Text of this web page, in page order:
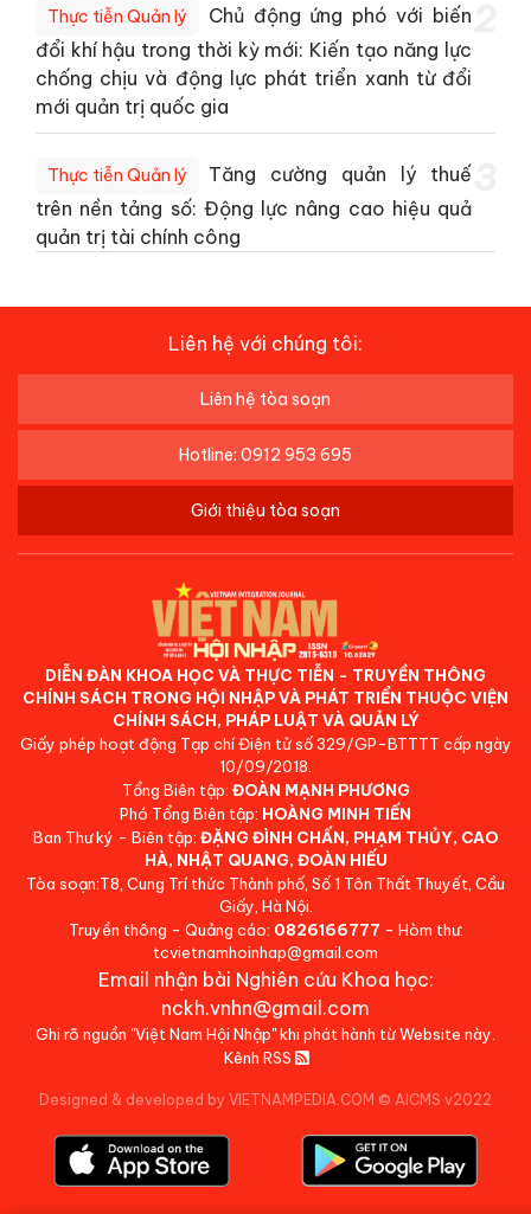
Thực tiễn Quản lý
Chủ động ứng phó với biến
đổi khí hậu trong thời kỳ mới: Kiến tạo năng lực
chống chịu và động lực phát triển xanh từ đổi
mới quản trị quốc gia
Thực tiễn Quản lý
Tăng cường quản lý thuế
trên nền tảng số: Động lực nâng cao hiệu quả
quản trị tài chính công
Liên hệ với chúng tôi:
Liên hệ tòa soạn
Hotline: 0912 953 695
Giới thiệu tòa soạn
DIỄN ĐÀN KHOA HỌC VÀ THỰC TIỄN - TRUYỀN THÔNG
CHÍNH SÁCH TRONG HỘI NHẬP VÀ PHÁT TRIỂN THUỘC VIỆN
CHÍNH SÁCH, PHÁP LUẬT VÀ QUẢN LÝ
Giấy phép hoạt động Tạp chí Điện tử số 329/GP-BTTTT cấp ngày
10/09/2018.
Tổng Biên tập: ĐOÀN MẠNH PHƯƠNG
Phó Tổng Biên tập: HOÀNG MINH TIẾN
Ban Thư ký - Biên tập: ĐẶNG ĐÌNH CHẤN, PHẠM THỦY, CAO
HÀ, NHẬT QUANG, ĐOÀN HIẾU
Tòa soạn:T8, Cung Trí thức Thành phố, Số 1 Tôn Thất Thuyết, Cầu
Giấy, Hà Nội.
Truyền thông - Quảng cáo: 0826166777 - Hòm thư:
tcvietnamhoinhap@gmail.com
Email nhận bài Nghiên cứu Khoa học:
nckh.vnhn@gmail.com
Ghi rõ nguồn "Việt Nam Hội Nhập" khi phát hành từ Website này.
Kênh RSS
Designed & developed by VIETNAMPEDIA.COM © AICMS v2022